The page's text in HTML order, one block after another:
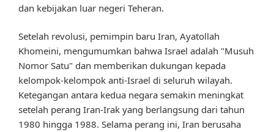
dan kebijakan luar negeri Teheran.
Setelah revolusi, pemimpin baru Iran, Ayatollah
Khomeini, mengumumkan bahwa Israel adalah "Musuh
Nomor Satu" dan memberikan dukungan kepada
kelompok-kelompok anti-Israel di seluruh wilayah.
Ketegangan antara kedua negara semakin meningkat
setelah perang Iran-Irak yang berlangsung dari tahun
1980 hingga 1988. Selama perang ini, Iran berusaha